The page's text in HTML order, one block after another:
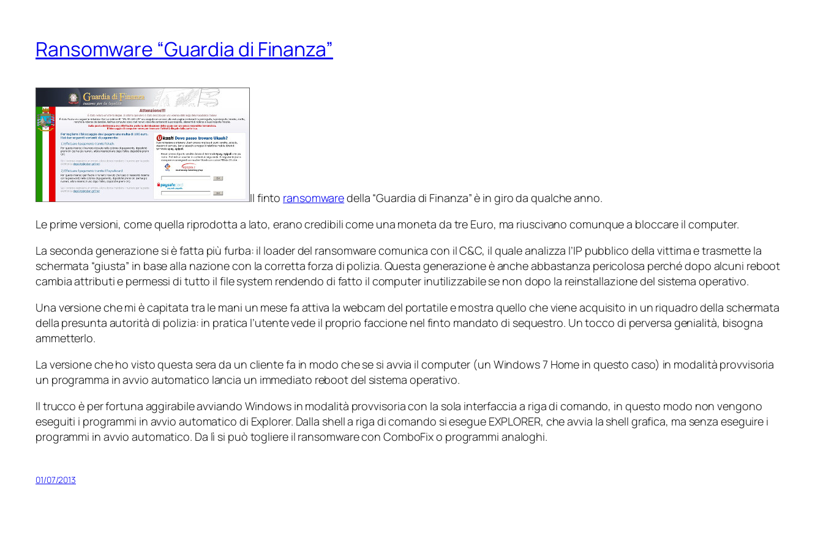
Ransomware “Guardia di Finanza”
Il finto ransomwaredella “Guardia di Finanza” è in giro da qualche anno.
Le prime versioni, come quella riprodotta a lato, erano credibili come una moneta da tre Euro, ma riuscivano comunque a bloccare il computer.
La seconda generazione si è fatta più furba: il loaderdel ransomwarecomunica con il C&C, il quale analizza l’IP pubblico della vittima e trasmette la
schermata “giusta” in base alla nazione con la corretta forza di polizia. Questa generazione è anche abbastanza pericolosa perché dopo alcuni reboot
cambia attributi e permessi di tutto il file system rendendo di fatto il computer inutilizzabile se non dopo la reinstallazione del sistema operativo.
Una versione che mi è capitata tra le mani un mese fa attiva la webcam del portatile e mostra quello che viene acquisito in un riquadro della schermata
della presunta autorità di polizia: in pratica l’utente vede il proprio faccione nel finto mandato di sequestro. Un tocco di perversa genialità, bisogna
ammetterlo.
La versione che ho visto questa sera da un cliente fa in modo che se si avvia il computer (un Windows 7 Home in questo caso) in modalità provvisoria
un programma in avvio automatico lancia un immediato reboot del sistema operativo.
Il trucco è per fortuna aggirabile avviando Windows in modalità provvisoria con la sola interfaccia a riga di comando, in questo modo non vengono
eseguiti i programmi in avvio automatico di Explorer. Dalla shell a riga di comando si esegue EXPLORER, che avvia la shell grafica, ma senza eseguire i
programmi in avvio automatico. Da lì si può togliere il ransomwarecon ComboFix o programmi analoghi.
01/07/2013